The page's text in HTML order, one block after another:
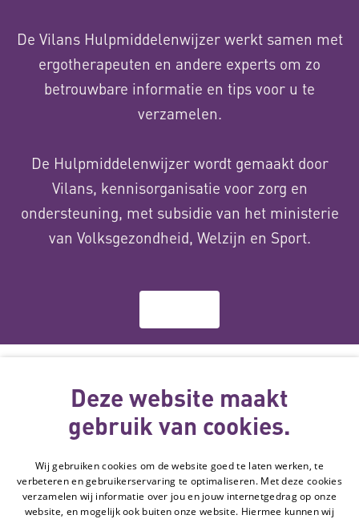
De Vilans Hulpmiddelenwijzer werkt samen met
ergotherapeuten en andere experts om zo
betrouwbare informatie en tips voor u te
verzamelen.
De Hulpmiddelenwijzer wordt gemaakt door
Vilans, kennisorganisatie voor zorg en
ondersteuning, met subsidie van het ministerie
van Volksgezondheid, Welzijn en Sport.
wordt gemaakt
met subsidie
van
Volg de Hulpmiddelenwijzer: Ga naar de
Deze website maakt
gebruik van cookies.
Wij gebruiken cookies om de website goed te laten werken, te
verbeteren en gebruikerservaring te optimaliseren. Met deze cookies
verzamelen wij informatie over jou en jouw internetgedrag op onze
website, en mogelijk ook buiten onze website. Hiermee kunnen wij